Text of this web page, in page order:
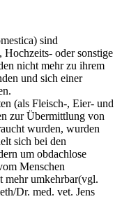
sind
oder sonstige
nicht mehr zu ihrem
und sich einer
(als Fleisch-, Eier- und
zur Übermittlung von
wurden, wurden
sich bei den
um obdachlose
Menschen
mehr umkehrbar(vgl.
Dr. med. vet. Jens